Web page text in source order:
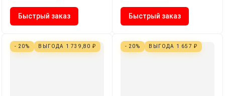
Быстрый заказ Быстрый заказ
- 20% ВЫГОДА 1 739,80 ₽ - 20% ВЫГОДА 1 657 ₽